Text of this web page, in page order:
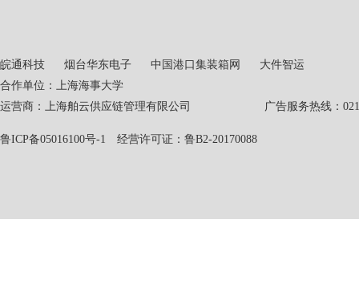
皖通科技 烟台华东电子 中国港口集装箱网
大件智运
合作单位：上海海事大学
运营商：上海舶云供应链管理有限公司 广告服务热线：021-
鲁ICP备05016100号-1 经营许可证：鲁B2-20170088